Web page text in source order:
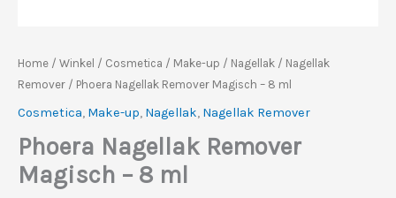
Home / Winkel / Cosmetica / Make-up / Nagellak / Nagellak
Remover / Phoera Nagellak Remover Magisch – 8 ml
Cosmetica, Make-up, Nagellak, Nagellak Remover
Phoera Nagellak Remover
Magisch – 8 ml